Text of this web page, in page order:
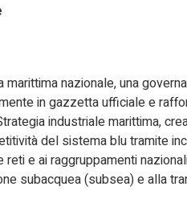
nazionale, una
in gazzetta ufficiale e
industriale marittima,
del sistema blu tramite
e ai raggruppamenti
subacquea (subsea) e alla